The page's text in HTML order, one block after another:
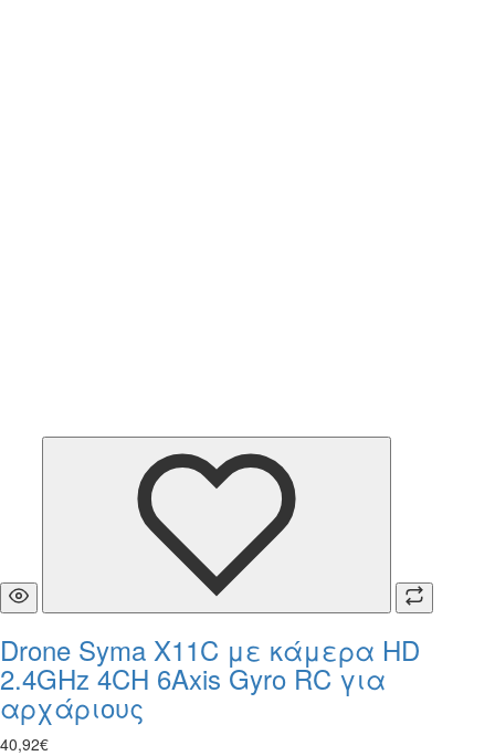
Drone Syma X11C με κάμερα HD
2.4GHz 4CH 6Axis Gyro RC για
αρχάριους
40,92€